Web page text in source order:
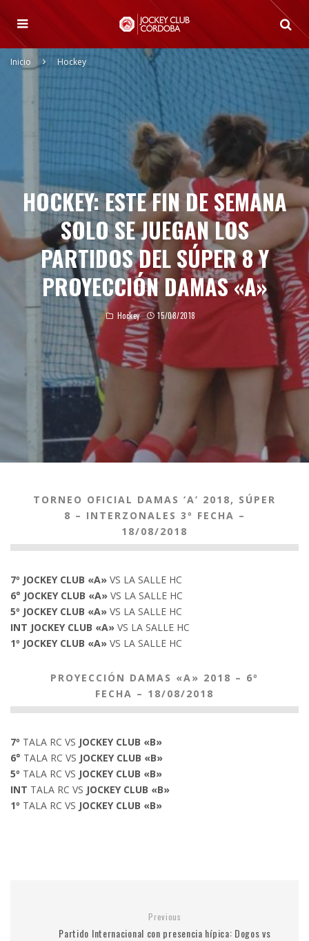
Inicio Hockey
HOCKEY: ESTE FIN DE SEMANA
SOLO SE JUEGAN LOS
PARTIDOS DEL SÚPER 8 Y
PROYECCIÓN DAMAS «A»
Hockey 15/08/2018
TORNEO OFICIAL DAMAS ‘A’ 2018, SÚPER
8 – INTERZONALES 3º FECHA –
18/08/2018
7º JOCKEY CLUB «A» VS LA SALLE HC
6° JOCKEY CLUB «A» VS LA SALLE HC
5º JOCKEY CLUB «A» VS LA SALLE HC
INT JOCKEY CLUB «A» VS LA SALLE HC
1º JOCKEY CLUB «A» VS LA SALLE HC
PROYECCIÓN DAMAS «A» 2018 – 6º
FECHA – 18/08/2018
7º TALA RC VS JOCKEY CLUB «B»
6° TALA RC VS JOCKEY CLUB «B»
5º TALA RC VS JOCKEY CLUB «B»
INT TALA RC VS JOCKEY CLUB «B»
1º TALA RC VS JOCKEY CLUB «B»
Previous
Partido Internacional con presencia hípica: Dogos vs